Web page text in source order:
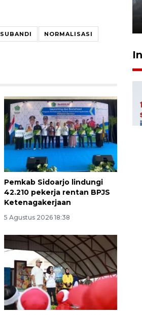
SUBANDI NORMALISASI
Pemkab Sidoarjo lindungi
42.210 pekerja rentan BPJS
Ketenagakerjaan
5 Agustus 2026 18:38